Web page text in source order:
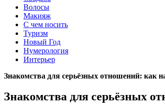
Волосы
Макияж
С чем носить
Туризм
Новый Год
Нумерология
Интерьер
Знакомства для серьёзных отношений: как
Знакомства для серьёзных